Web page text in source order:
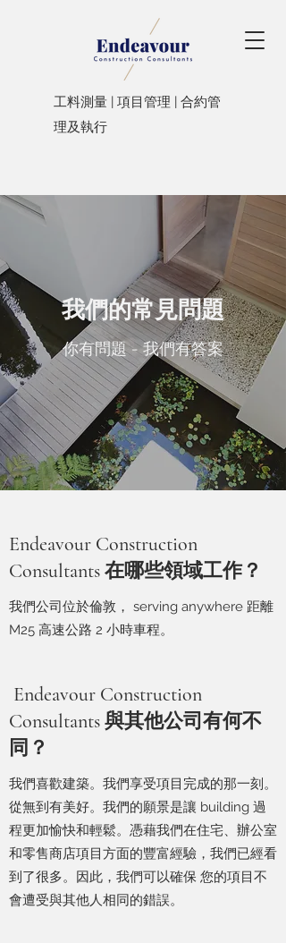
工料測量 | 項目管理 | 合約管
理及執行
我們的常見問題
你有問題 - 我們有答案
Endeavour Construction
Consultants 在哪些領域工作？
我們公司位於倫敦， serving anywhere 距離
M25 高速公路 2 小時車程。
Endeavour Construction
Consultants 與其他公司有何不
同？
我們喜歡建築。我們享受項目完成的那一刻。
從無到有美好。我們的願景是讓 building 過
程更加愉快和輕鬆。憑藉我們在住宅、辦公室
和零售商店項目方面的豐富經驗，我們已經看
到了很多。因此，我們可以確保 您的項目不
會遭受與其他人相同的錯誤。